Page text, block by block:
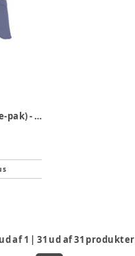
Elefanthue (single-pak) - 7910
ud af1 |31 ud af31 produkter